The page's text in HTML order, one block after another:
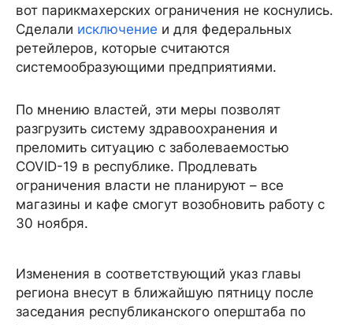
вот парикмахерских ограничения не коснулись.
Сделали исключение и для федеральных
ретейлеров, которые считаются
системообразующими предприятиями.
По мнению властей, эти меры позволят
разгрузить систему здравоохранения и
преломить ситуацию с заболеваемостью
COVID-19 в республике. Продлевать
ограничения власти не планируют – все
магазины и кафе смогут возобновить работу с
30 ноября.
Изменения в соответствующий указ главы
региона внесут в ближайшую пятницу после
заседания республиканского оперштаба по